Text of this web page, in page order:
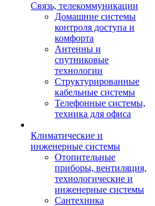
Связь, телекоммуникации
Домашние системы
контроля доступа и
комфорта
Антенны и
спутниковые
технологии
Структурированные
кабельные системы
Телефонные системы,
техника для офиса
Климатические и
инженерные системы
Отопительные
приборы, вентиляция,
технологические и
инженерные системы
Сантехника